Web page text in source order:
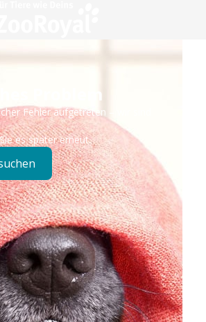
Problem
Fehler aufgetreten – wir sind
es später erneut.